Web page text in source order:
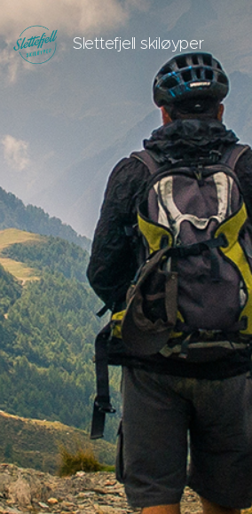
Slettefjell skiløyper